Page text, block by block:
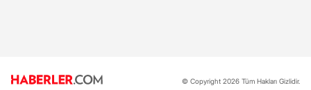
© Copyright 2026 Tüm Hakları Gizlidir.